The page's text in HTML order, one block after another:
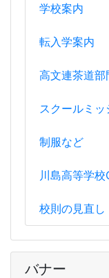
学校案内
転入学案内
高文連茶道部
スクールミ
制服など
川島高等学
校則の見直し
バナー